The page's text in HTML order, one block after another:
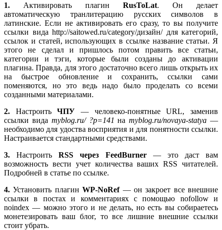
1. Активировать плагин RusToLat. Он делает
автоматическую транлитерацию русских символов в
латинские. Если не активировать его сразу, то вы получите
ссылки вида http://saitowed.ru/category/дизайн/ для категорий,
ссылок и статей, использующих в ссылке название статьи. Я
этого не сделал и пришлось потом править все статьи,
категории и тэги, которые были созданы до активации
плагина. Правда, для этого достаточно всего лишь открыть их
на быстрое обновление и сохранить, ссылки сами
поменяются, но это ведь надо было проделать со всеми
созданными материалами.
2. НастроитьЧПУ — человеко-понятные URL, заменив
ссылки вида myblog.ru/ ?p=141 наmyblog.ru/novaya-statya —
необходимо для удоства восприятия и для понятности ссылки.
Настраивается стандартными средствами.
3. НастроитьRSS через FeedBurner— это даст вам
возможность вести учет количества ваших RSS читателей.
Подробней в статье по ссылке.
4. Установить плагинWP-NoRef— он закроет все внешние
ссылки в постах и комментариях с помощью nofollow и
noindex — можно этого и не делать, но есть вы собираетесь
монетезировать ваш блог, то все лишние внешние ссылки
стоит убрать.